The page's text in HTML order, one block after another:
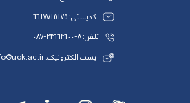
کدپستی: 6617715175
تلفن: 8-33664600-087
پست الکترونیک: info@uok.ac.ir